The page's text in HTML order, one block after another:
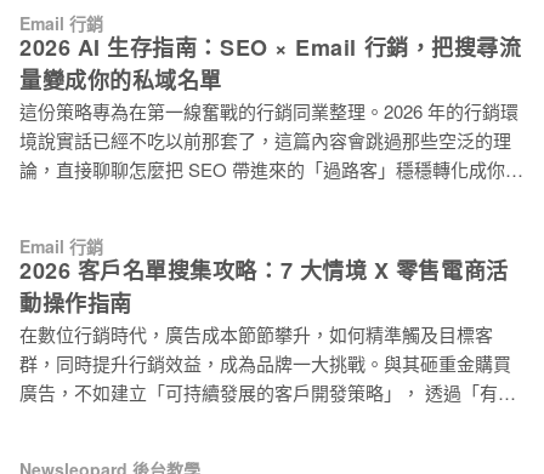
楚：什麼是 Spam Trap 垃圾郵件陷阱？ 在看各種來源的風險之
前，先說清楚 Spam Trap 垃圾郵件陷阱到底是什麼。 Spam
Trap 垃圾郵件陷阱是由 ISP（網路服務提供商，In
如測驗和模板的轉換率，比傳統電子書高出將近 6 倍。 這篇文
章直接切入重點，分享 5 種經過市場驗證的名單磁鐵（Lead
Magnet）設計策略，附上實際案例和執行心法。 磁鐵一：工具
模板類，別再給指南了，直接給能用的東西 從「給予資訊」升
級到「賦予能力」，這是名單磁鐵設計的第一個關鍵轉變。 思
維類型 做法 你可以這樣做 給他一份《社群經營指南》電子書
或 Notion 模板 💡 行銷人員心法：現在這個時代，大家不缺知
識，缺的是「執行效率」。你給他一本 50 頁的指南，他可能看
完就忘了。但你給他一個能直接套用的模板，他馬上就能
Email 行銷
2026 AI 生存指南：SEO × Email 行銷，把搜尋流
量變成你的私域名單
這份策略專為在第一線奮戰的行銷同業整理。2026 年的行銷環
境說實話已經不吃以前那套了，這篇內容會跳過那些空泛的理
論，直接聊聊怎麼把 SEO 帶進來的「過路客」穩穩轉化成你的
關掉視窗，這種「零點擊搜尋」讓大家辛辛苦苦排上第一頁的
點擊率慘不忍睹。 應對挑戰的關鍵在於思維轉換： 我們應將
SEO 定位為觸發轉化的啟動點，致力於將公域流量精準導流至
Email 體系，進而建構可持續經營的私域資產。 唯有建立起這
套自動運轉的增長循環，你才不用每天為了演算法更新而失
眠。 為什麼 2026 年你非得把這兩者綁在一起？ 現在單打獨鬥
不再只是增加曝光，而是幫你的品牌買了一份保險。 拿回跟客
Email 行銷
2026 客戶名單搜集攻略：7 大情境 X 零售電商活
動操作指南
在數位行銷時代，廣告成本節節攀升，如何精準觸及目標客
群，同時提升行銷效益，成為品牌一大挑戰。與其砸重金購買
廣告，不如建立「可持續發展的客戶開發策略」， 透過「有效